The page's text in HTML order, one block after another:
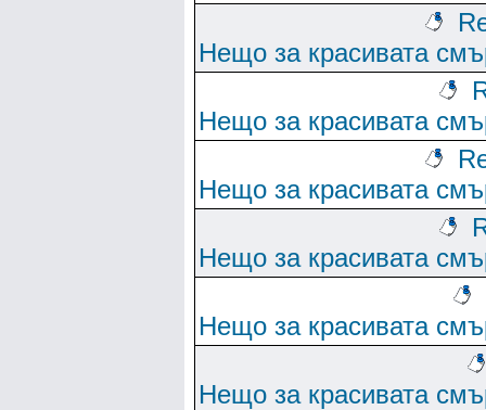
Нещо за красивата
Нещо за красивата
Нещо за красивата
Нещо за красивата
Нещо за красивата
Нещо за красивата